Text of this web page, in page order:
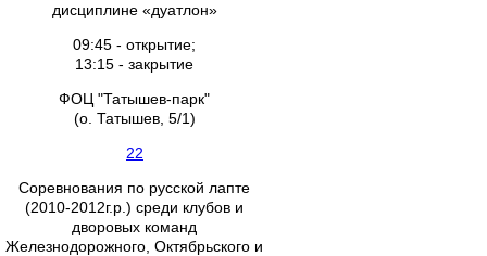
дисциплине «дуатлон»
09:45 - открытие;
13:15 - закрытие
ФОЦ "Татышев-парк"
(о. Татышев, 5/1)
22
Соревнования по русской лапте
(2010-2012г.р.) среди клубов и
дворовых команд
Железнодорожного, Октябрьского и